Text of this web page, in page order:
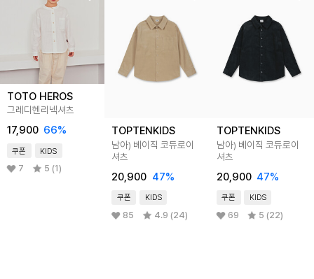
TOTO HEROS
그레디헨리넥셔츠
17,900 66%
쿠폰 KIDS
7 5 (1)
TOPTENKIDS
남아) 베이직 코듀로이
셔츠
20,900 47%
쿠폰 KIDS
85 4.9 (24)
TOPTENKIDS
남아) 베이직 코듀로이
셔츠
20,900 47%
쿠폰 KIDS
69 5 (22)